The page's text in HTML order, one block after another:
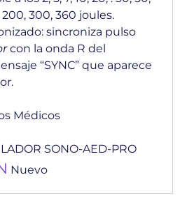
200, 300, 360 joules.
sincroniza pulso
con la onda R del
“SYNC” que aparece
Médicos
SONO-AED-PRO
Nuevo